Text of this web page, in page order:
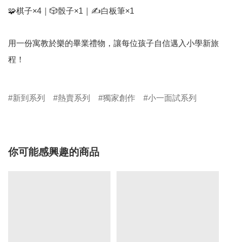
🧩棋子×4｜🎲骰子×1｜✍️白板筆×1
用一份寓教於樂的畢業禮物，讓每位孩子自信邁入小學新旅
程！
新到系列 熱賣系列 獨家創作 小一面試系列
你可能感興趣的商品